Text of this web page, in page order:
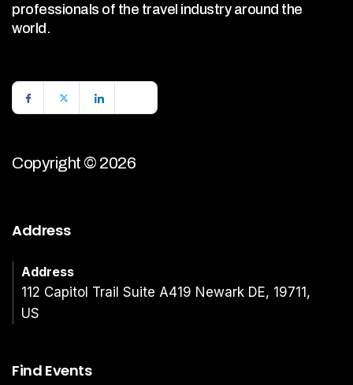
professionals of the travel industry around the
world.
Copyright © 2026
Address
Address
112 Capitol Trail Suite A419 Newark DE, 19711,
US
Find Events